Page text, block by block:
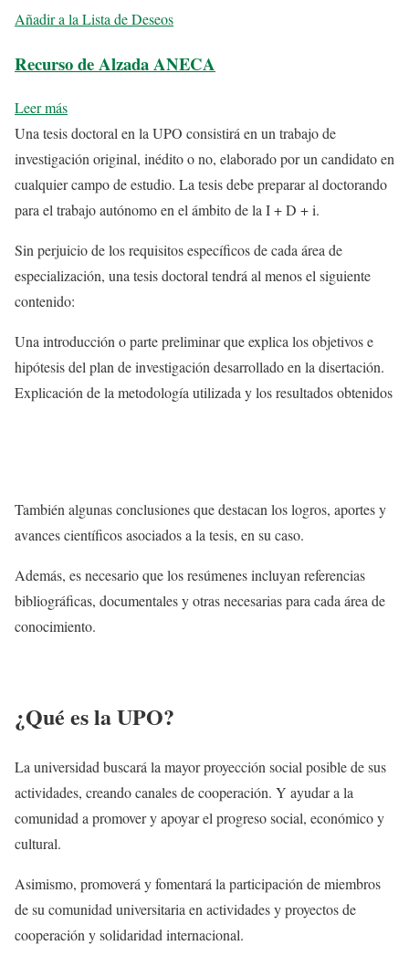
Añadir a la Lista de Deseos
Recurso de Alzada ANECA
Leer más
Una tesis doctoral en la UPO consistirá en un trabajo de
investigación original, inédito o no, elaborado por un candidato en
cualquier campo de estudio. La tesis debe preparar al doctorando
para el trabajo autónomo en el ámbito de la I + D + i.
Sin perjuicio de los requisitos específicos de cada área de
especialización, una tesis doctoral tendrá al menos el siguiente
contenido:
Una introducción o parte preliminar que explica los objetivos e
hipótesis del plan de investigación desarrollado en la disertación.
Explicación de la metodología utilizada y los resultados obtenidos
También algunas conclusiones que destacan los logros, aportes y
avances científicos asociados a la tesis, en su caso.
Además, es necesario que los resúmenes incluyan referencias
bibliográficas, documentales y otras necesarias para cada área de
conocimiento.
¿Qué es la UPO?
La universidad buscará la mayor proyección social posible de sus
actividades, creando canales de cooperación. Y ayudar a la
comunidad a promover y apoyar el progreso social, económico y
cultural.
Asimismo, promoverá y fomentará la participación de miembros
de su comunidad universitaria en actividades y proyectos de
cooperación y solidaridad internacional.